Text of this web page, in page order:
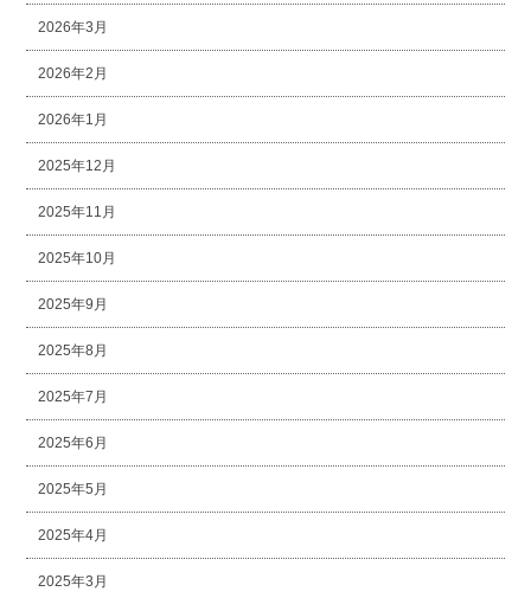
2026年3月
2026年2月
2026年1月
2025年12月
2025年11月
2025年10月
2025年9月
2025年8月
2025年7月
2025年6月
2025年5月
2025年4月
2025年3月